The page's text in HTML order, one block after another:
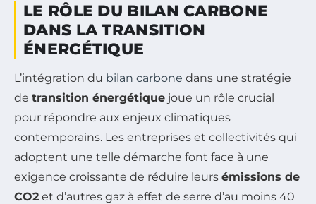
LE RÔLE DU BILAN CARBONE
DANS LA TRANSITION
ÉNERGÉTIQUE
L’intégration du bilan carbone dans une stratégie
de transition énergétique joue un rôle crucial
pour répondre aux enjeux climatiques
contemporains. Les entreprises et collectivités qui
adoptent une telle démarche font face à une
exigence croissante de réduire leurs émissions de
CO2 et d’autres gaz à effet de serre d’au moins 40